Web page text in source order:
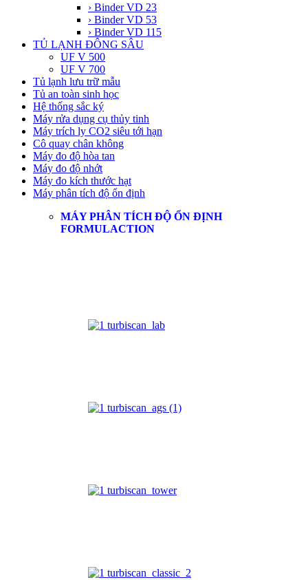
› Binder VD 23
› Binder VD 53
› Binder VD 115
TỦ LẠNH ĐÔNG SÂU
UF V 500
UF V 700
Tủ lạnh lưu trữ mẫu
Tủ an toàn sinh học
Hệ thống sắc ký
Máy rửa dụng cụ thủy tinh
Máy trích ly CO2 siêu tới hạn
Cô quay chân không
Máy đo độ hòa tan
Máy đo độ nhớt
Máy đo kích thước hạt
Máy phân tích độ ổn định
MÁY PHÂN TÍCH ĐỘ ỔN ĐỊNH
FORMULACTION